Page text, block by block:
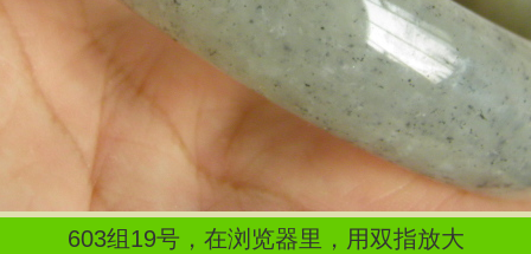
603组 19号，在浏览器里，用双指放大